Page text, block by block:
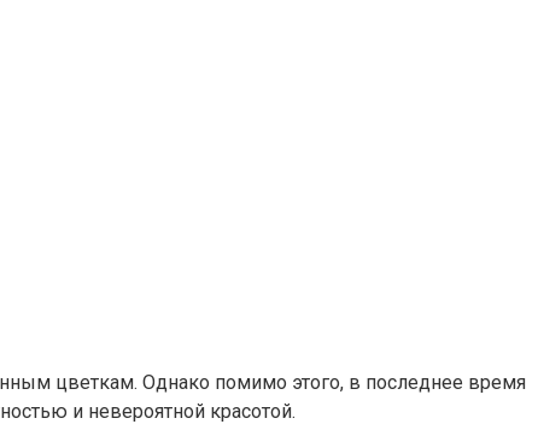
цветкам. Однако помимо этого, в последнее время
и невероятной красотой.